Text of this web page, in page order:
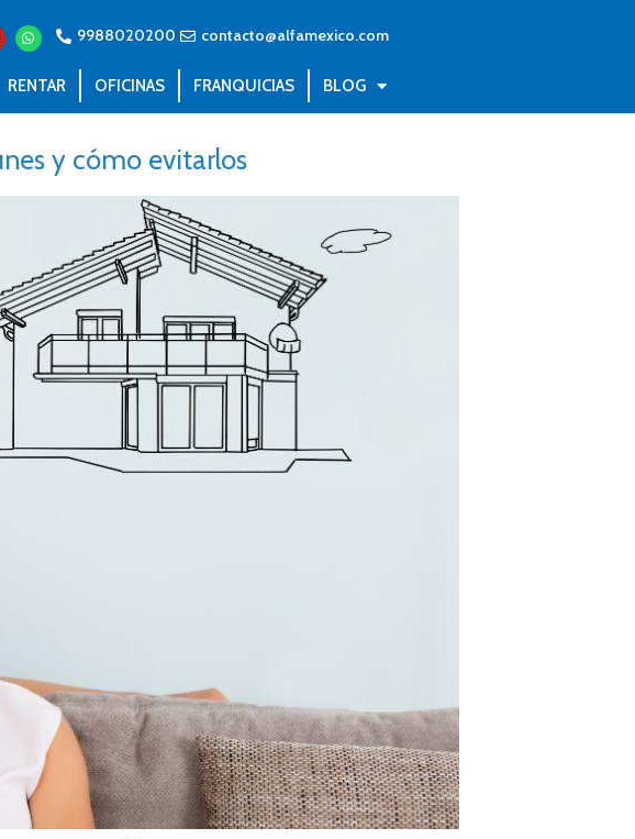
9988020200 contacto@alfamexico.com
RENTAR OFICINAS FRANQUICIAS BLOG
y cómo evitarlos